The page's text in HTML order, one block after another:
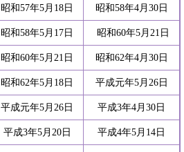
昭和57年5月18日 昭和58年4月30日
昭和58年5月17日 昭和60年5月21日
昭和60年5月21日 昭和62年4月30日
昭和62年5月18日 平成元年5月26日
平成元年5月26日 平成3年4月30日
平成3年5月20日 平成4年5月14日